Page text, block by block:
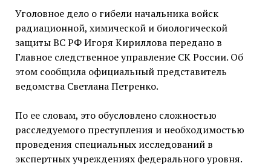
Уголовное дело о гибели начальника войск
радиационной, химической и биологической
защиты ВС РФ Игоря Кириллова передано в
Главное следственное управление СК России. Об
этом сообщила официальный представитель
ведомства Светлана Петренко.
По ее словам, это обусловлено сложностью
расследуемого преступления и необходимостью
проведения специальных исследований в
экспертных учреждениях федерального уровня.